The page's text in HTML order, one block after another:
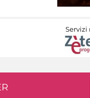
Servizi